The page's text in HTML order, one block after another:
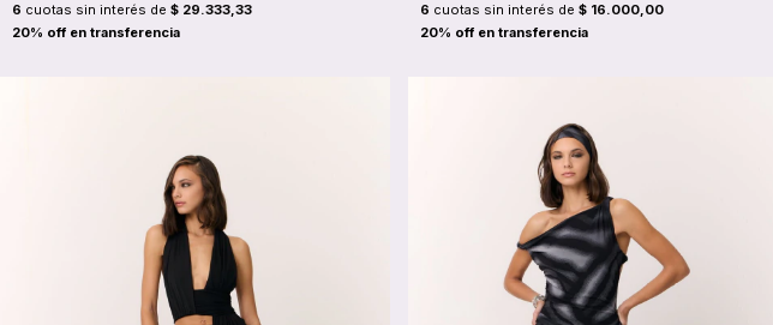
6 cuotas sin interés de $ 29.333,33
6 cuotas sin interés de $ 16.000,00